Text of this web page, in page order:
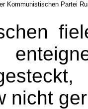
Kommunistischen Partei
nicht